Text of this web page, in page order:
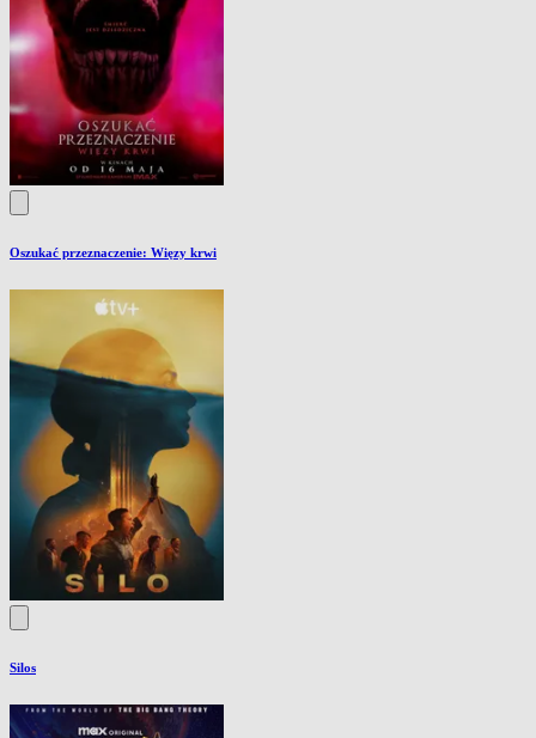
Oszukać przeznaczenie: Więzy krwi
Silos